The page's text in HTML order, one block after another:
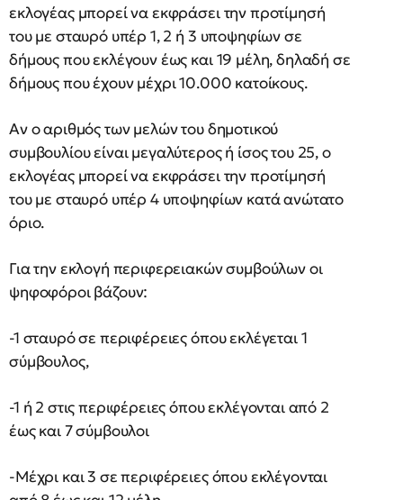
εκλογέας μπορεί να εκφράσει την προτίμησή
του με σταυρό υπέρ 1, 2 ή 3 υποψηφίων σε
δήμους που εκλέγουν έως και 19 μέλη, δηλαδή σε
δήμους που έχουν μέχρι 10.000 κατοίκους.
Αν ο αριθμός των μελών του δημοτικού
συμβουλίου είναι μεγαλύτερος ή ίσος του 25, ο
εκλογέας μπορεί να εκφράσει την προτίμησή
του με σταυρό υπέρ 4 υποψηφίων κατά ανώτατο
όριο.
Για την εκλογή περιφερειακών συμβούλων οι
ψηφοφόροι βάζουν:
-1 σταυρό σε περιφέρειες όπου εκλέγεται 1
σύμβουλος,
-1 ή 2 στις περιφέρειες όπου εκλέγονται από 2
έως και 7 σύμβουλοι
-Μέχρι και 3 σε περιφέρειες όπου εκλέγονται